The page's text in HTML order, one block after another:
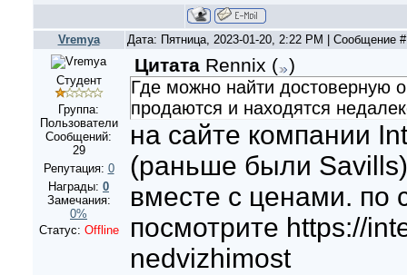
Vremya Дата: Пятница, 2023-01-20, 2:22 PM | Сообщение
Студент
Группа:
Пользователи
Сообщений:
29
Репутация: 0
Награды: 0
Замечания:
0%
Статус: Offline
Цитата Rennix ( )
Где можно найти достоверную
продаются и находятся
на сайте компании
(раньше были
вместе с ценами. по
посмотрите https://
nedvizhimost